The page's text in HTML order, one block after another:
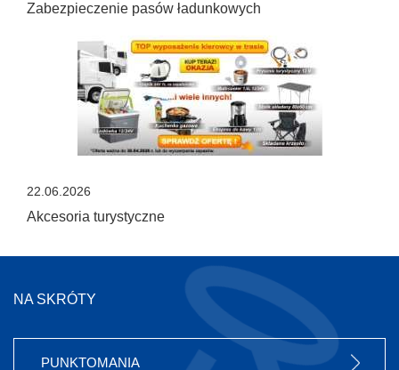
Zabezpieczenie pasów ładunkowych
22.06.2026
Akcesoria turystyczne
NA SKRÓTY
PUNKTOMANIA